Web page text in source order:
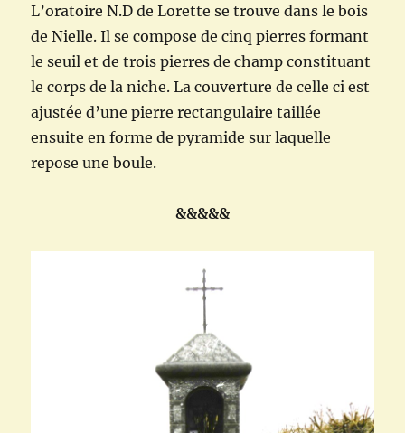
L’oratoire N.D de Lorette se trouve dans le bois
de Nielle. Il se compose de cinq pierres formant
le seuil et de trois pierres de champ constituant
le corps de la niche. La couverture de celle ci est
ajustée d’une pierre rectangulaire taillée
ensuite en forme de pyramide sur laquelle
repose une boule.
&&&&&